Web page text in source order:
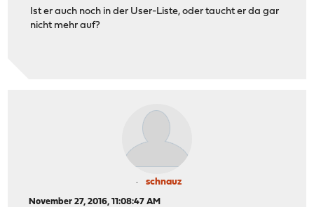
Ist er auch noch in der User-Liste, oder taucht er da gar
nicht mehr auf?
schnauz
November 27, 2016, 11:08:47 AM